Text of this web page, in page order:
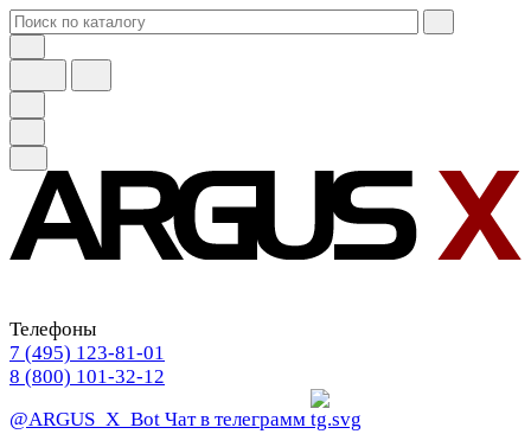
Телефоны
7 (495) 123-81-01
8 (800) 101-32-12
@ARGUS_X_Bot Чат в телеграмм